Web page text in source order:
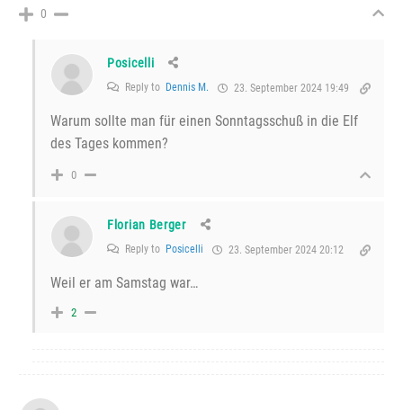
0
Posicelli
Reply to Dennis M. 23. September 2024 19:49
Warum sollte man für einen Sonntagsschuß in die Elf
des Tages kommen?
0
Florian Berger
Reply to Posicelli 23. September 2024 20:12
Weil er am Samstag war…
2